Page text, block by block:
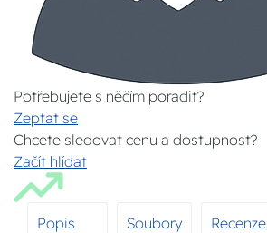
Potřebujete s něčím poradit?
Zeptat se
Chcete sledovat cenu a dostupnost?
Začít hlídat
Popis
Soubory Recenze